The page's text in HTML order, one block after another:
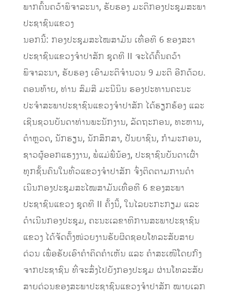
ພາກຄົ້ນຄວ້າພິຈາລະນາ, ຮັບຮອງ ມະຕິກອງປະຊຸມສະພາ
ປະຊາຊົນແຂວງ
ນອກນີ້: ກອງປະຊຸມສະໄໝສາມັນ ເທື່ອທີ 6 ຂອງສະາ
ປະຊາຊົນແຂວງຈໍາປາສັກ ຊຸດທີ II ຈະໄດ້ຄົ້ນຄວ້າ
ພິຈາລະນາ, ຮັບຮອງ ເອົາມະຕິຈໍານວນ 9 ມະຕິ ອີກດ້ວຍ.
ຕອນທ້າຍ, ທ່ານ ສົມສີ ມະນີນິນ ຮອງປະທານຄະນະ
ປະຈຳສະພາປະຊາຊົນແຂວງຈໍາປາສັກ ໄດ້ຮຽກຮ້ອງ ແລະ
ເຊີນຊວນບັນດາທ່ານພະນັກງານ, ລັດຖະກອນ, ທະຫານ,
ຕຳຫຼວດ, ນັກຮຽນ, ນັກສຶກສາ, ປັນຍາຊົນ, ກຳມະກອນ,
ຊາວຜູ້ອອກແຮງງານ, ພໍ່ແມ່ພີ່ນ້ອງ, ປະຊາຊົນບັນດາເຜົ່າ
ທຸກຊັ້ນຄົນໃນທົ່ວແຂວງຈໍາປາສັກ ຈົ່ງຕິດຕາມການດໍາ
ເນີນກອງປະຊຸມສະໄໝສາມັນເທື່ອທີ 6 ຂອງສະພາ
ປະຊາຊົນແຂວງ ຊຸດທີ II ຄັ້ງນີ້, ໃນໄລຍະກະກຽມ ແລະ
ດຳເນີນກອງປະຊຸມ, ຄະນະເລຂາທິການສະພາປະຊາຊົນ
ແຂວງ ໄດ້ຈັດຕັ້ງໜ່ວຍງານຮັບຜິດຊອບໂທລະສັບສາຍ
ດ່ວນ ເພື່ອຮັບເອົາຄຳຄິດຄຳເຫັນ ແລະ ຄຳສະເໜີໂດຍກົງ
ຈາກປະຊາຊົນ ທີ່ຈະສົ່ງໄປຍັງກອງປະຊຸມ ຜ່ານໂທລະສັບ
ສາຍດ່ວນຂອງສະພາປະຊາຊົນແຂວງຈໍາປາສັກ ໝາຍເລກ